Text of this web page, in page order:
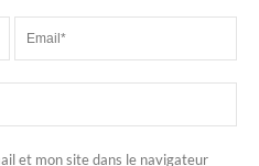
et mon site dans le navigateur